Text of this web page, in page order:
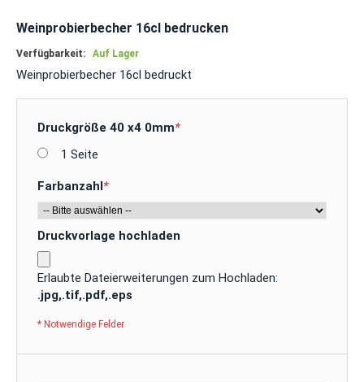
Weinprobierbecher 16cl bedrucken
Verfügbarkeit: Auf Lager
Weinprobierbecher 16cl bedruckt
*
Druckgröße 40 x4 0mm
1 Seite
*
Farbanzahl
Druckvorlage hochladen
Erlaubte Dateierweiterungen zum Hochladen:
.jpg,.tif,.pdf,.eps
* Notwendige Felder